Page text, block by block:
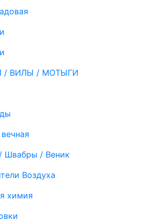
/ ВИЛЫ / МОТЫГИ
Швабры / Веник
Воздуха
химия